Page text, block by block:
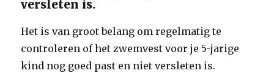
versleten is.
Het is van groot belang om regelmatig te
controleren of het zwemvest voor je 5-jarige
kind nog goed past en niet versleten is.